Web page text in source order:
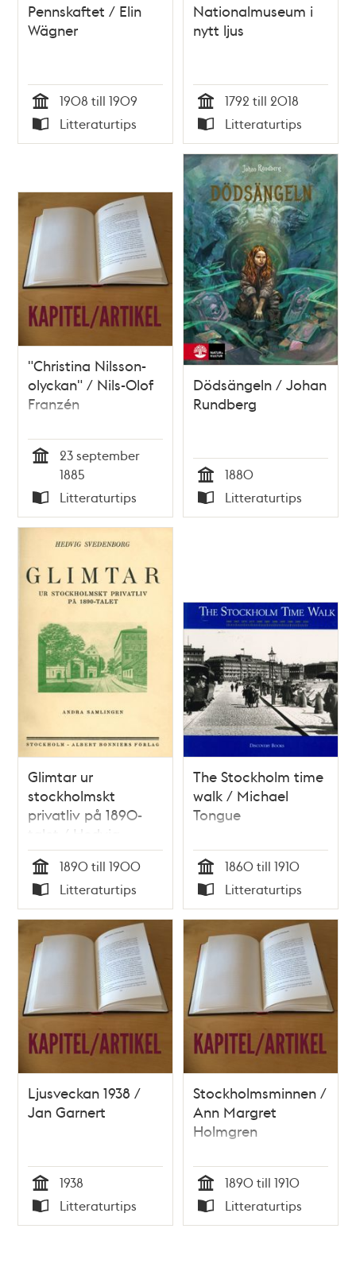
Pennskaftet / Elin
Wägner
Tid
1908 till 1909
Typ
Litteraturtips
Nationalmuseum i
nytt ljus
Tid
1792 till 2018
Typ
Litteraturtips
"Christina Nilsson-
olyckan" / Nils-Olof
Franzén
23 september
1885
Typ
Litteraturtips
Dödsängeln / Johan
Rundberg
Tid
1880
Typ
Litteraturtips
Glimtar ur
stockholmskt
privatliv på 1890-
talet / Hedvig
Svedenborg
Tid
1890 till 1900
Typ
Litteraturtips
The Stockholm time
walk / Michael
Tongue
Tid
1860 till 1910
Typ
Litteraturtips
Ljusveckan 1938 /
Jan Garnert
Tid
1938
Typ
Litteraturtips
Stockholmsminnen /
Ann Margret
Holmgren
Tid
1890 till 1910
Typ
Litteraturtips